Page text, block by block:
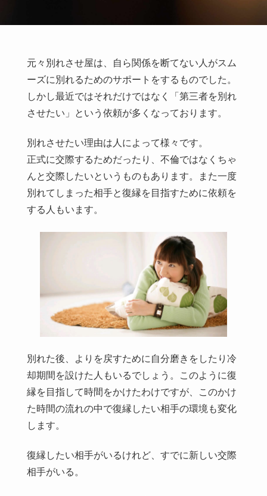
元々別れさせ屋は、自ら関係を断てない人がスム
ーズに別れるためのサポートをするものでした。
しかし最近ではそれだけではなく「第三者を別れ
させたい」という依頼が多くなっております。
別れさせたい理由は人によって様々です。
正式に交際するためだったり、不倫ではなくちゃ
んと交際したいというものもあります。また一度
別れてしまった相手と復縁を目指すために依頼を
する人もいます。
別れた後、よりを戻すために自分磨きをしたり冷
却期間を設けた人もいるでしょう。このように復
縁を目指して時間をかけたわけですが、このかけ
た時間の流れの中で復縁したい相手の環境も変化
します。
復縁したい相手がいるけれど、すでに新しい交際
相手がいる。